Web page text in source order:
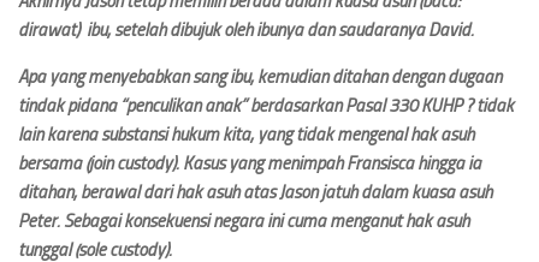
dirawat) ibu, setelah dibujuk oleh ibunya dan saudaranya David.
Apa yang menyebabkan sang ibu, kemudian ditahan dengan dugaan
tindak pidana “penculikan anak” berdasarkan Pasal 330 KUHP ? tidak
lain karena substansi hukum kita, yang tidak mengenal hak asuh
bersama (join custody). Kasus yang menimpah Fransisca hingga ia
ditahan, berawal dari hak asuh atas Jason jatuh dalam kuasa asuh
Peter. Sebagai konsekuensi negara ini cuma menganut hak asuh
tunggal (sole custody).